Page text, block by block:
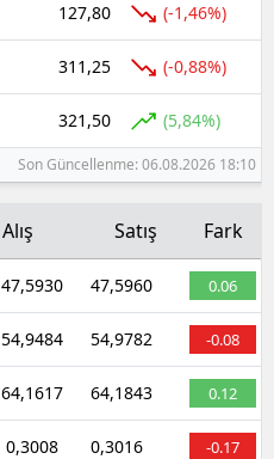
127,80 (-1,46%)
311,25 (-0,88%)
321,50 (5,84%)
Son Güncellenme: 06.08.2026 18:10
Alış Satış Fark
47,5930 47,5960 0.06
54,9484 54,9782 -0.08
64,1617 64,1843 0.12
0,3008 0,3016 -0.17